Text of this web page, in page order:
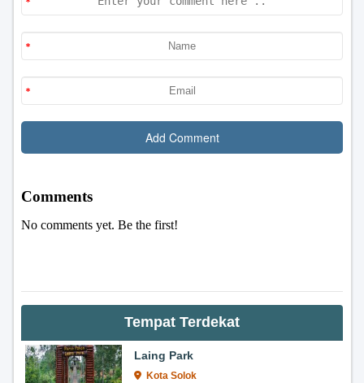
Tempat Terdekat
Laing Park
Kota Solok